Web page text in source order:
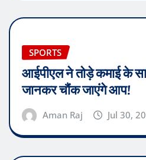
SPORTS
आईपीएल ने तोड़े कमाई के
जानकर चौंक जाएंगे आप!
Aman Raj Jul 30,